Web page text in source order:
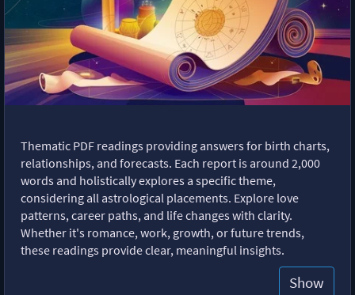
Thematic PDF readings providing answers for birth charts,
relationships, and forecasts. Each report is around 2,000
words and holistically explores a specific theme,
considering all astrological placements. Explore love
patterns, career paths, and life changes with clarity.
Whether it's romance, work, growth, or future trends,
these readings provide clear, meaningful insights.
Show